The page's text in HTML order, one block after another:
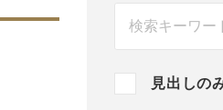
見出しの